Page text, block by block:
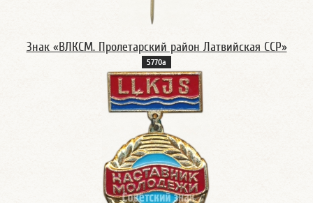
Знак «ВЛКСМ. Пролетарский район Латвийская ССР»
5770a